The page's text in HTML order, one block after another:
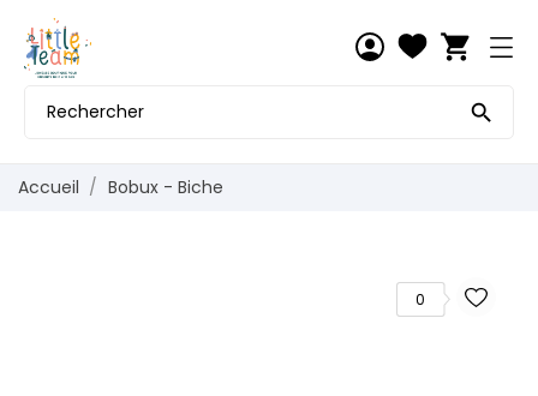
shopping_cart

Accueil Bobux - Biche
0